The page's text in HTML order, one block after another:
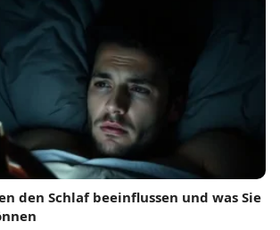
den Schlaf beeinflussen und was Sie